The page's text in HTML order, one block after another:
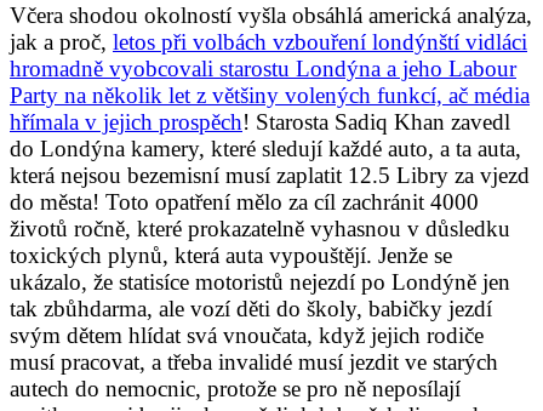
Včera shodou okolností vyšla obsáhlá americká analýza,
jak a proč, letos při volbách vzbouření londýnští vidláci
hromadně vyobcovali starostu Londýna a jeho Labour
Party na několik let z většiny volených funkcí, ač média
hřímala v jejich prospěch! Starosta Sadiq Khan zavedl
do Londýna kamery, které sledují každé auto, a ta auta,
která nejsou bezemisní musí zaplatit 12.5 Libry za vjezd
do města! Toto opatření mělo za cíl zachránit 4000
životů ročně, které prokazatelně vyhasnou v důsledku
toxických plynů, která auta vypouštějí. Jenže se
ukázalo, že statisíce motoristů nejezdí po Londýně jen
tak zbůhdarma, ale vozí děti do školy, babičky jezdí
svým dětem hlídat svá vnoučata, když jejich rodiče
musí pracovat, a třeba invalidé musí jezdit ve starých
autech do nemocnic, protože se pro ně neposílají